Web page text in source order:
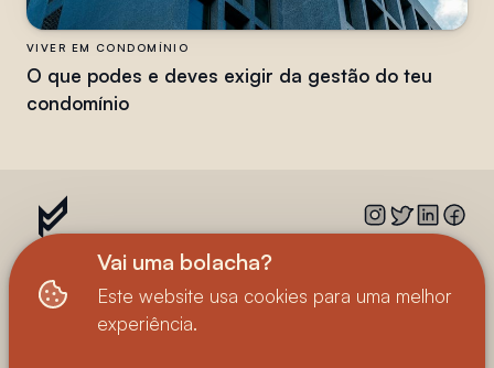
VIVER EM CONDOMÍNIO
O que podes e deves exigir da gestão do teu
condomínio
© 2023—2025Loft 156• Todos os direitos
reservados
Vai uma bolacha?
Este website usa cookies para uma melhor
experiência.